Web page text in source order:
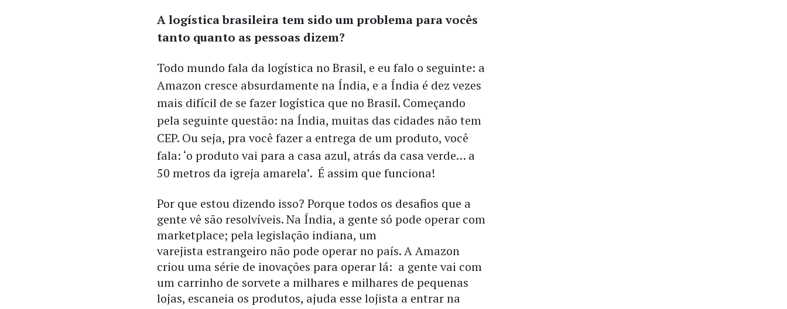
A logística brasileira tem sido um problema para vocês
tanto quanto as pessoas dizem?
Todo mundo fala da logística no Brasil, e eu falo o seguinte: a
Amazon cresce absurdamente na Índia, e a Índia é dez vezes
mais difícil de se fazer logística que no Brasil. Começando
pela seguinte questão: na Índia, muitas das cidades não tem
CEP. Ou seja, pra você fazer a entrega de um produto, você
fala: ‘o produto vai para a casa azul, atrás da casa verde… a
50 metros da igreja amarela’. É assim que funciona!
Por que estou dizendo isso? Porque todos os desafios que a
gente vê são resolvíveis. Na Índia, a gente só pode operar com
marketplace; pela legislação indiana, um
varejista estrangeiro não pode operar no país. A Amazon
criou uma série de inovações para operar lá: a gente vai com
um carrinho de sorvete a milhares e milhares de pequenas
lojas, escaneia os produtos, ajuda esse lojista a entrar na